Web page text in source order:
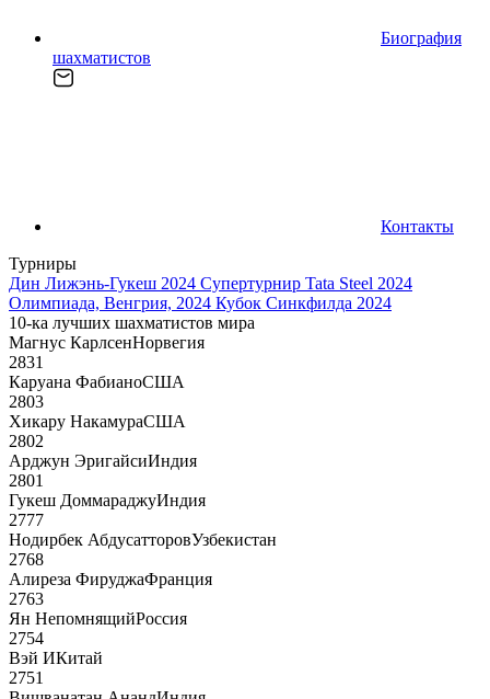
Биография
шахматистов
Контакты
Турниры
Дин Лижэнь-Гукеш 2024 Супертурнир Tata Steel 2024
Олимпиада, Венгрия, 2024 Кубок Синкфилда 2024
10-ка лучших шахматистов мира
Магнус КарлсенНорвегия
2831
Каруана ФабианоСША
2803
Хикару НакамураСША
2802
Арджун ЭригайсиИндия
2801
Гукеш ДоммараджуИндия
2777
Нодирбек АбдусатторовУзбекистан
2768
Алиреза ФируджаФранция
2763
Ян НепомнящийРоссия
2754
Вэй ИКитай
2751